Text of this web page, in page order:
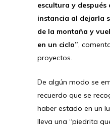
escultura y
instancia al dejarla
de la montaña y
en un ciclo”,
proyectos.
De algún modo se
recuerdo que se
haber estado en un
lleva una “piedrita